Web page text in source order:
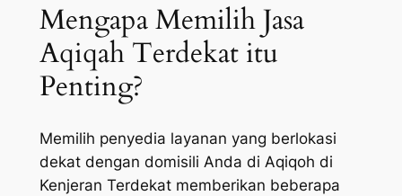
Mengapa Memilih Jasa
Aqiqah Terdekat itu
Penting?
Memilih penyedia layanan yang berlokasi
dekat dengan domisili Anda di Aqiqoh di
Kenjeran Terdekat memberikan beberapa